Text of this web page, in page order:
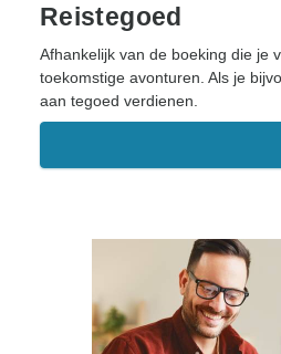
Reistegoed
Afhankelijk van de boeking die je
toekomstige avonturen. Als je
aan tegoed verdienen.